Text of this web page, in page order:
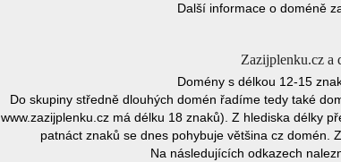
Další informace o doméně
Zazijplenku.cz a
Domény s délkou 12-15
Do skupiny středně dlouhých domén řadíme tedy také
www.zazijplenku.cz má délku 18 znaků). Z hlediska délky
patnáct znaků se dnes pohybuje většina cz domén.
Na následujících odkazech